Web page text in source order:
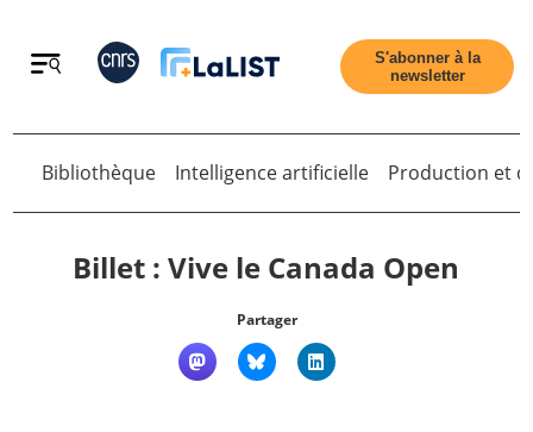
Retour
S'abonner à la
newsletter
Retour
Bibliothèque Intelligence artificielle Production et
Billet : Vive le Canada Open
Partager